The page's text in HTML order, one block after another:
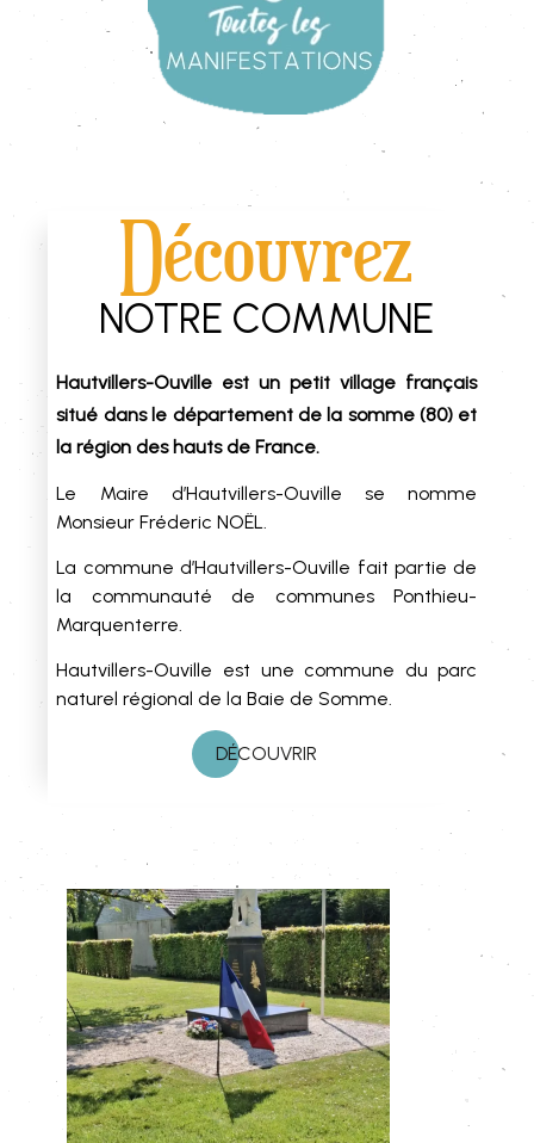
Découvrez
NOTRE COMMUNE
Hautvillers-Ouville est un petit village français
situé dans le département de la somme (80) et
la région des hauts de France.
Le Maire d’Hautvillers-Ouville se nomme
Monsieur Fréderic NOËL.
La commune d’Hautvillers-Ouville fait partie de
la communauté de communes Ponthieu-
Marquenterre.
Hautvillers-Ouville est une commune du parc
naturel régional de la Baie de Somme.
DÉCOUVRIR